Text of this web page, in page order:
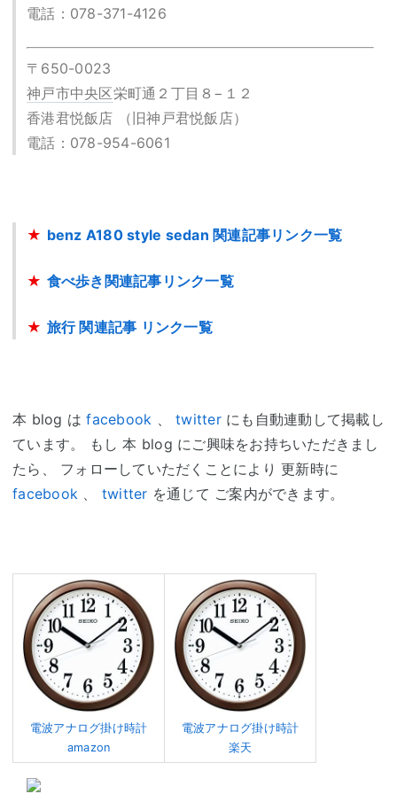
電話：078-371-4126
〒650-0023
神戸市中央区栄町通２丁目８−１２
香港君悦飯店 （旧神戸君悦飯店）
電話：078-954-6061
★ benz A180 style sedan 関連記事リンク一覧
★ 食べ歩き関連記事リンク一覧
★ 旅行 関連記事 リンク一覧
本 blog はfacebook 、 twitterにも自動連動して掲載し
ています。 もし 本 blog にご興味をお持ちいただきまし
たら、 フォローしていただくことにより 更新時に
facebook 、 twitter を通じて ご案内ができます。
電波アナログ掛け時計
amazon
電波アナログ掛け時計
楽天